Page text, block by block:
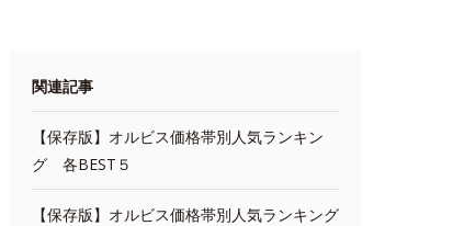
関連記事
【保存版】オルビス価格帯別人気ランキン
グ 各BEST５
【保存版】オルビス価格帯別人気ランキング